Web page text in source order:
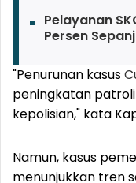
Pelayanan
Persen
"Penurunan kasus
peningkatan
kepolisian," kata
Namun, kasus
menunjukkan tren